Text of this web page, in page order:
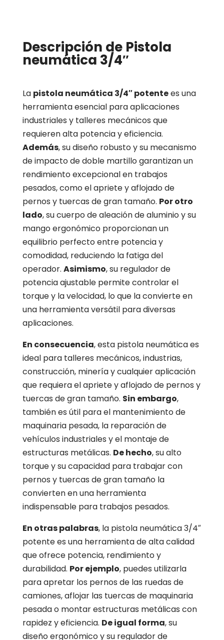
Descripción de Pistola
neumática 3/4″
La pistola neumática 3/4″ potentees una
herramienta esencial para aplicaciones
industriales y talleres mecánicos que
requieren alta potencia y eficiencia.
Además, su diseño robusto y su mecanismo
de impacto de doble martillo garantizan un
rendimiento excepcional en trabajos
pesados, como el apriete y aflojado de
pernos y tuercas de gran tamaño. Por otro
lado, su cuerpo de aleación de aluminio y su
mango ergonómico proporcionan un
equilibrio perfecto entre potencia y
comodidad, reduciendo la fatiga del
operador. Asimismo, su regulador de
potencia ajustable permite controlar el
torque y la velocidad, lo que la convierte en
una herramienta versátil para diversas
aplicaciones.
En consecuencia, esta pistola neumática es
ideal para talleres mecánicos, industrias,
construcción, minería y cualquier aplicación
que requiera el apriete y aflojado de pernos y
tuercas de gran tamaño. Sin embargo,
también es útil para el mantenimiento de
maquinaria pesada, la reparación de
vehículos industriales y el montaje de
estructuras metálicas. De hecho, su alto
torque y su capacidad para trabajar con
pernos y tuercas de gran tamaño la
convierten en una herramienta
indispensable para trabajos pesados.
En otras palabras, la pistola neumática 3/4″
potente es una herramienta de alta calidad
que ofrece potencia, rendimiento y
durabilidad. Por ejemplo, puedes utilizarla
para apretar los pernos de las ruedas de
camiones, aflojar las tuercas de maquinaria
pesada o montar estructuras metálicas con
rapidez y eficiencia. De igual forma, su
diseño ergonómico y su regulador de